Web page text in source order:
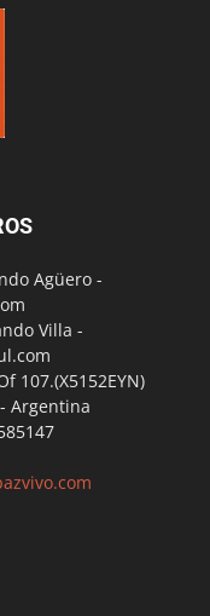
Agüero -
Villa -
107.(X5152EYN)
Argentina